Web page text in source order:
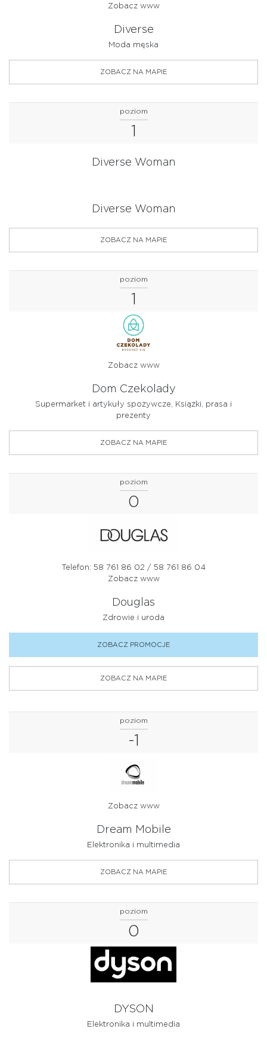
WYPOSAŻENIE WNĘTRZ
Zobacz www
Diverse
Moda męska
ZOBACZ NA MAPIE
poziom
1
Diverse Woman
Diverse Woman
ZOBACZ NA MAPIE
poziom
1
Zobacz www
Dom Czekolady
Supermarket i artykuły spożywcze, Książki, prasa i
prezenty
ZOBACZ NA MAPIE
poziom
0
Telefon: 58 761 86 02 / 58 761 86 04
Zobacz www
Douglas
Zdrowie i uroda
ZOBACZ PROMOCJE
ZOBACZ NA MAPIE
poziom
-1
Zobacz www
Dream Mobile
Elektronika i multimedia
ZOBACZ NA MAPIE
poziom
0
DYSON
Elektronika i multimedia